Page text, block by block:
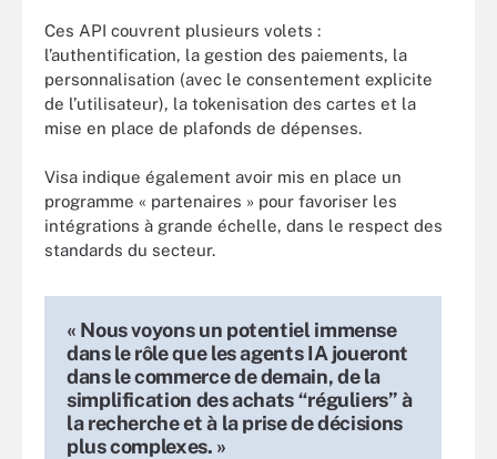
Ces API couvrent plusieurs volets :
l’authentification, la gestion des paiements, la
personnalisation (avec le consentement explicite
de l’utilisateur), la tokenisation des cartes et la
mise en place de plafonds de dépenses.
Visa indique également avoir mis en place un
programme « partenaires » pour favoriser les
intégrations à grande échelle, dans le respect des
standards du secteur.
« Nous voyons un potentiel immense
dans le rôle que les agents IA joueront
dans le commerce de demain, de la
simplification des achats “réguliers” à
la recherche et à la prise de décisions
plus complexes. »